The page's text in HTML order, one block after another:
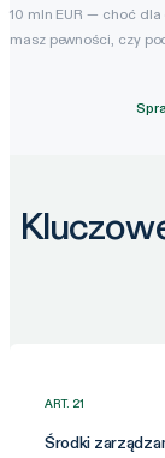
10 mln EUR — choć
masz pewności, czy
ART. 21
Środki